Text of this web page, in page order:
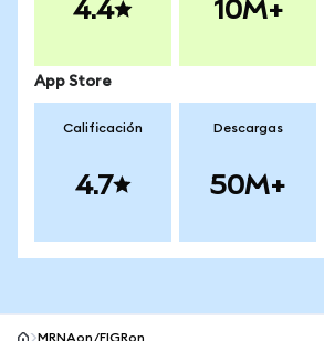
4.4 10M+
App Store
Calificación
4.7
Descargas
50M+
MRNAon/FIGRon